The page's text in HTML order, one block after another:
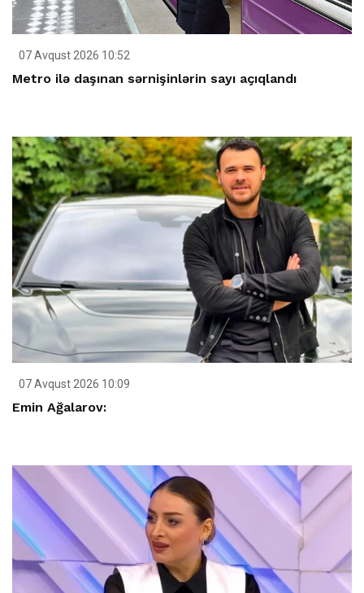
07 Avqust 2026 10:52
Metro ilə daşınan sərnişinlərin sayı açıqlandı
07 Avqust 2026 10:09
Emin Ağalarov: